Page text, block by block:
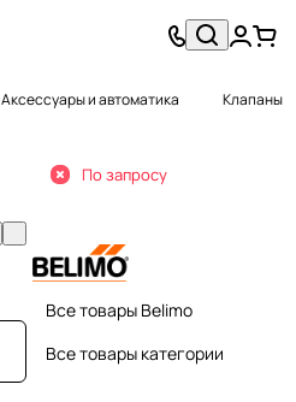
Аксессуары и автоматика Клапаны
По запросу
Все товары Belimo
Все товары категории